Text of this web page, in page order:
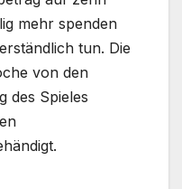
mehr spenden
tun. Die
von den
des Spieles